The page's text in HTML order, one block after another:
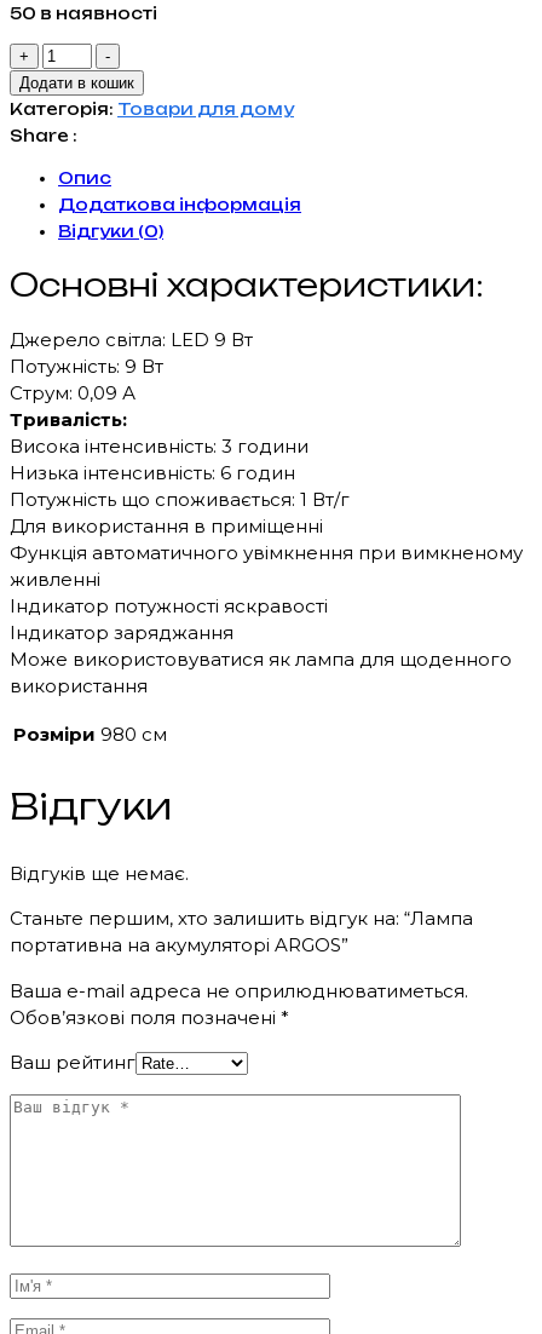
50 в наявності
+
Лампа
портативна
на
акумуляторі
кількість
-
Додати в кошик
Категорія: Товари для дому
Share :
Опис
Додаткова інформація
Відгуки (0)
Основні характеристики:
Джерело світла: LED 9 Вт
Потужність: 9 Вт
Струм: 0,09 А
Тривалість:
Висока інтенсивність: 3 години
Низька інтенсивність: 6 годин
Потужність що споживається: 1 Вт/г
Для використання в приміщенні
Функція автоматичного увімкнення при вимкненому
живленні
Індикатор потужності яскравості
Індикатор заряджання
Може використовуватися як лампа для щоденного
використання
Розміри 980 см
Відгуки
Відгуків ще немає.
Станьте першим, хто залишить відгук на: “Лампа
портативна на акумуляторі ARGOS”
Ваша e-mail адреса не оприлюднюватиметься.
Обов’язкові поля позначені *
Ваш рейтинг